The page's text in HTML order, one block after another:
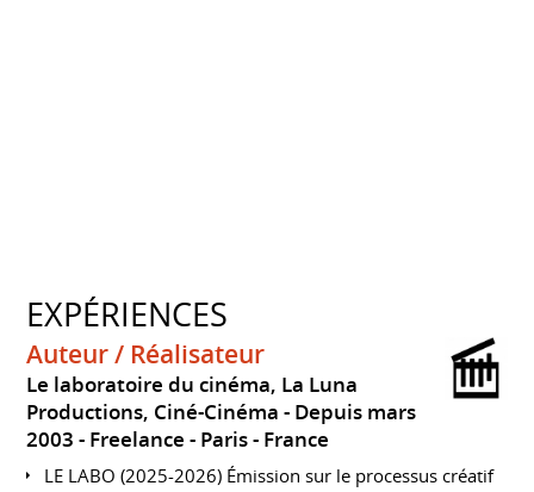
EXPÉRIENCES
Auteur / Réalisateur
Le laboratoire du cinéma, La Luna
Productions, Ciné-Cinéma
Depuis mars
2003 Freelance Paris France
LE LABO (2025-2026) Émission sur le processus créatif